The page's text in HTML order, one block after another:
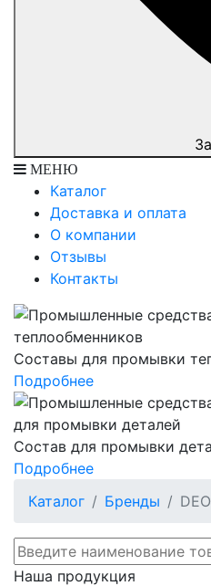
МЕНЮ
Каталог
Доставка и оплата
О компании
Отзывы
Контакты
Составы для промывки
Подробнее
Состав для промывки
Подробнее
Каталог
Бренды
Наша продукция